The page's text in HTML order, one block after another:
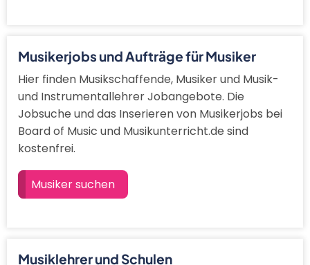
Musikerjobs und Aufträge für Musiker
Hier finden Musikschaffende, Musiker und Musik-
und Instrumentallehrer Jobangebote. Die
Jobsuche und das Inserieren von Musikerjobs bei
Board of Music und Musikunterricht.de sind
kostenfrei.
Musiker suchen
Musiklehrer und Schulen